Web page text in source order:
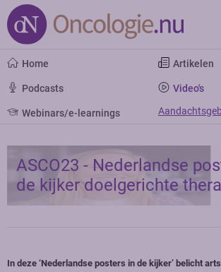
Home Artikelen
Podcasts Video's
Webinars/e-learnings
ASCO23 - Nederlandse
de kijker doelgerichte
In deze ‘Nederlandse posters in de kijker’ belicht